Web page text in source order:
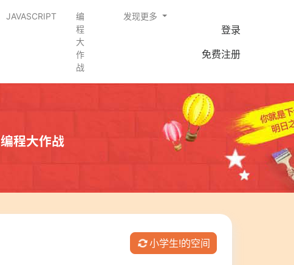
JAVASCRIPT
编
程
大
作
战
发现更多
登录
免费注册
编程大作战
小学生!的空间